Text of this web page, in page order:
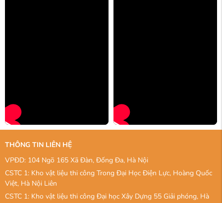
THÔNG TIN LIÊN HỆ
VPĐD: 104 Ngõ 165 Xã Đàn, Đống Đa, Hà Nội
CSTC 1: Kho vật liệu thi công Trong Đại Học Điện Lực, Hoàng Quốc
Việt, Hà Nội Liên
CSTC 1: Kho vật liệu thi công Đại học Xây Dựng 55 Giải phóng, Hà